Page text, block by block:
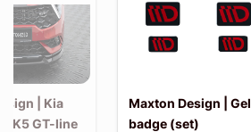
| Kia
GT-line
Maxton Design | Gel
badge (set)